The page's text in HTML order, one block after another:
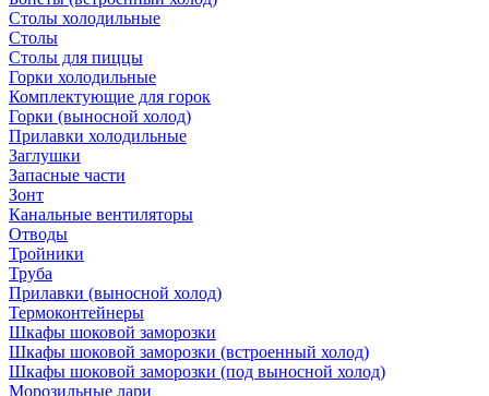
Столы холодильные
Столы
Столы для пиццы
Горки холодильные
Комплектующие для горок
Горки (выносной холод)
Прилавки холодильные
Заглушки
Запасные части
Зонт
Канальные вентиляторы
Отводы
Тройники
Труба
Прилавки (выносной холод)
Термоконтейнеры
Шкафы шоковой заморозки
Шкафы шоковой заморозки (встроенный холод)
Шкафы шоковой заморозки (под выносной холод)
Морозильные лари